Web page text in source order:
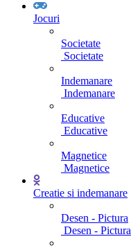
Jocuri
Societate
Societate
Indemanare
Indemanare
Educative
Educative
Magnetice
Magnetice
Creatie si indemanare
Desen - Pictura
Desen - Pictura